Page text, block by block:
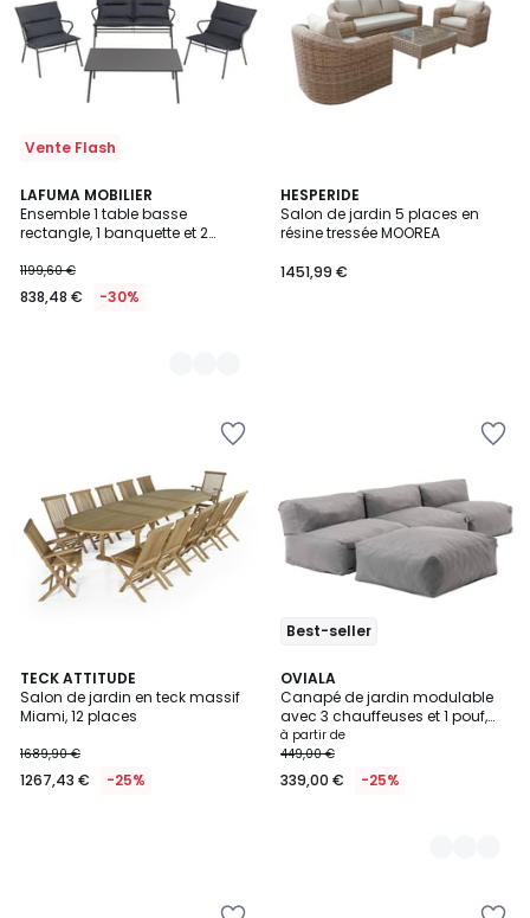
Vente Flash
LAFUMA MOBILIER
Ensemble 1 table basse
rectangle, 1 banquette et 2
1199,60 €
838,48 € -30%
2
Couleurs
HESPERIDE
Salon de jardin 5 places en
résine tressée MOOREA
1451,99 €
TECK ATTITUDE
Salon de jardin en teck massif
Miami, 12 places
1689,90 €
1267,43 € -25%
Best-seller
OVIALA
Canapé de jardin modulable
avec 3 chauffeuses et 1 pouf,
MIXI
à partir de
449,00 €
339,00 € -25%
3
Couleurs